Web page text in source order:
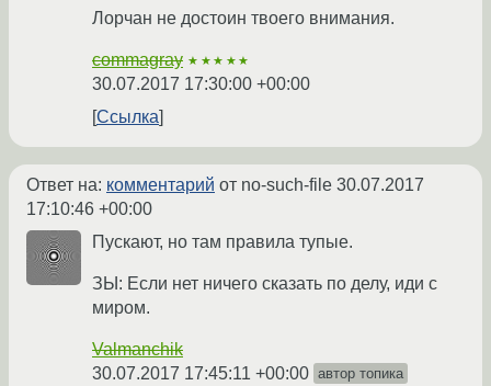
Лорчан не достоин твоего внимания.
commagray ★★★★★
30.07.2017 17:30:00 +00:00
Ссылка
Ответ на: комментарий от no-such-file 30.07.2017
17:10:46 +00:00
Пускают, но там правила тупые.
ЗЫ: Если нет ничего сказать по делу, иди с
миром.
Valmanchik
30.07.2017 17:45:11 +00:00 автор топика